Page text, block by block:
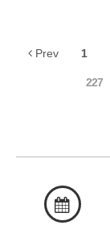
Prev 1
227